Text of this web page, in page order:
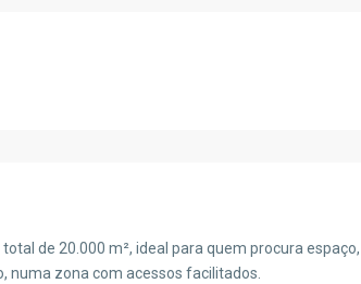
de 20.000 m², ideal para quem procura
numa zona com acessos facilitados.